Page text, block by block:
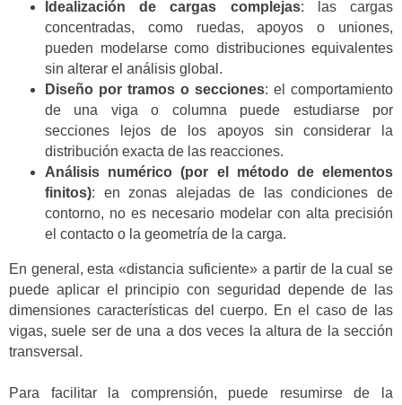
Idealización de cargas complejas: las cargas
concentradas, como ruedas, apoyos o uniones,
pueden modelarse como distribuciones equivalentes
sin alterar el análisis global.
Diseño por tramos o secciones: el comportamiento
de una viga o columna puede estudiarse por
secciones lejos de los apoyos sin considerar la
distribución exacta de las reacciones.
Análisis numérico (por el método de elementos
finitos): en zonas alejadas de las condiciones de
contorno, no es necesario modelar con alta precisión
el contacto o la geometría de la carga.
En general, esta «distancia suficiente» a partir de la cual se
puede aplicar el principio con seguridad depende de las
dimensiones características del cuerpo. En el caso de las
vigas, suele ser de una a dos veces la altura de la sección
transversal.
Para facilitar la comprensión, puede resumirse de la